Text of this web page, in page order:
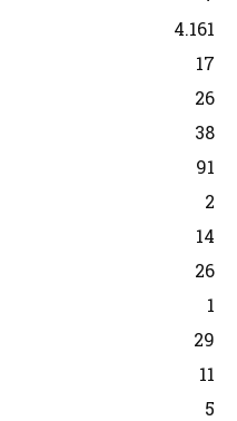
4.161
17
26
38
91
2
14
26
1
29
11
5